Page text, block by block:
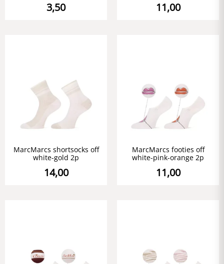
3,50 11,00
MarcMarcs shortsocks off
white-gold 2p
14,00
MarcMarcs footies off
white-pink-orange 2p
11,00